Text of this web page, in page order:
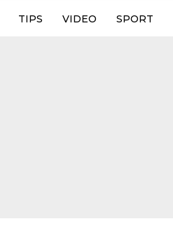
TIPS VIDEO SPORT